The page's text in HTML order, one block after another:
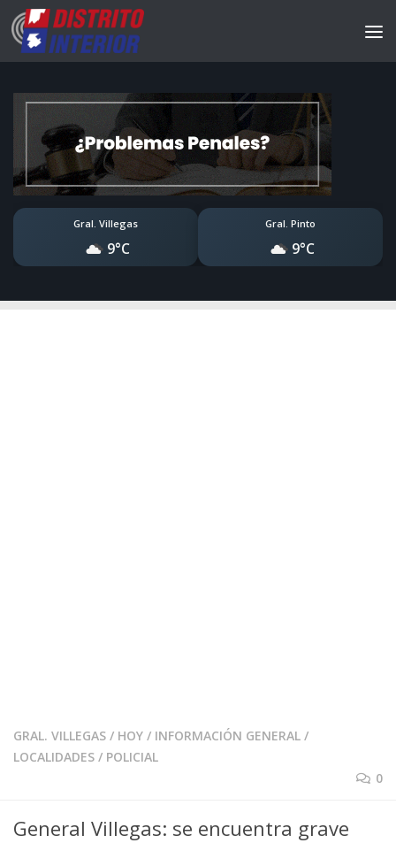
Gral. Villegas
9°C
Gral. Pinto
9°C
GRAL. VILLEGAS / HOY / INFORMACIÓN GENERAL /
LOCALIDADES / POLICIAL
0
General Villegas: se encuentra grave